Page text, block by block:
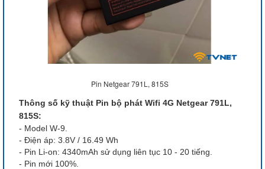
Pin Netgear 791L, 815S
Thông số kỹ thuật Pin bộ phát Wifi 4G Netgear 791L,
815S:
- Model W-9.
- Điện áp: 3.8V / 16.49 Wh
- Pin Li-on: 4340mAh sử dụng liên tục 10 - 20 tiếng.
- Pin mới 100%.